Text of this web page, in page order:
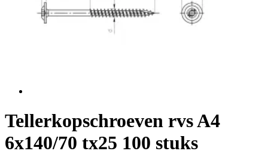
Tellerkopschroeven rvs A4
6x140/70 tx25 100 stuks